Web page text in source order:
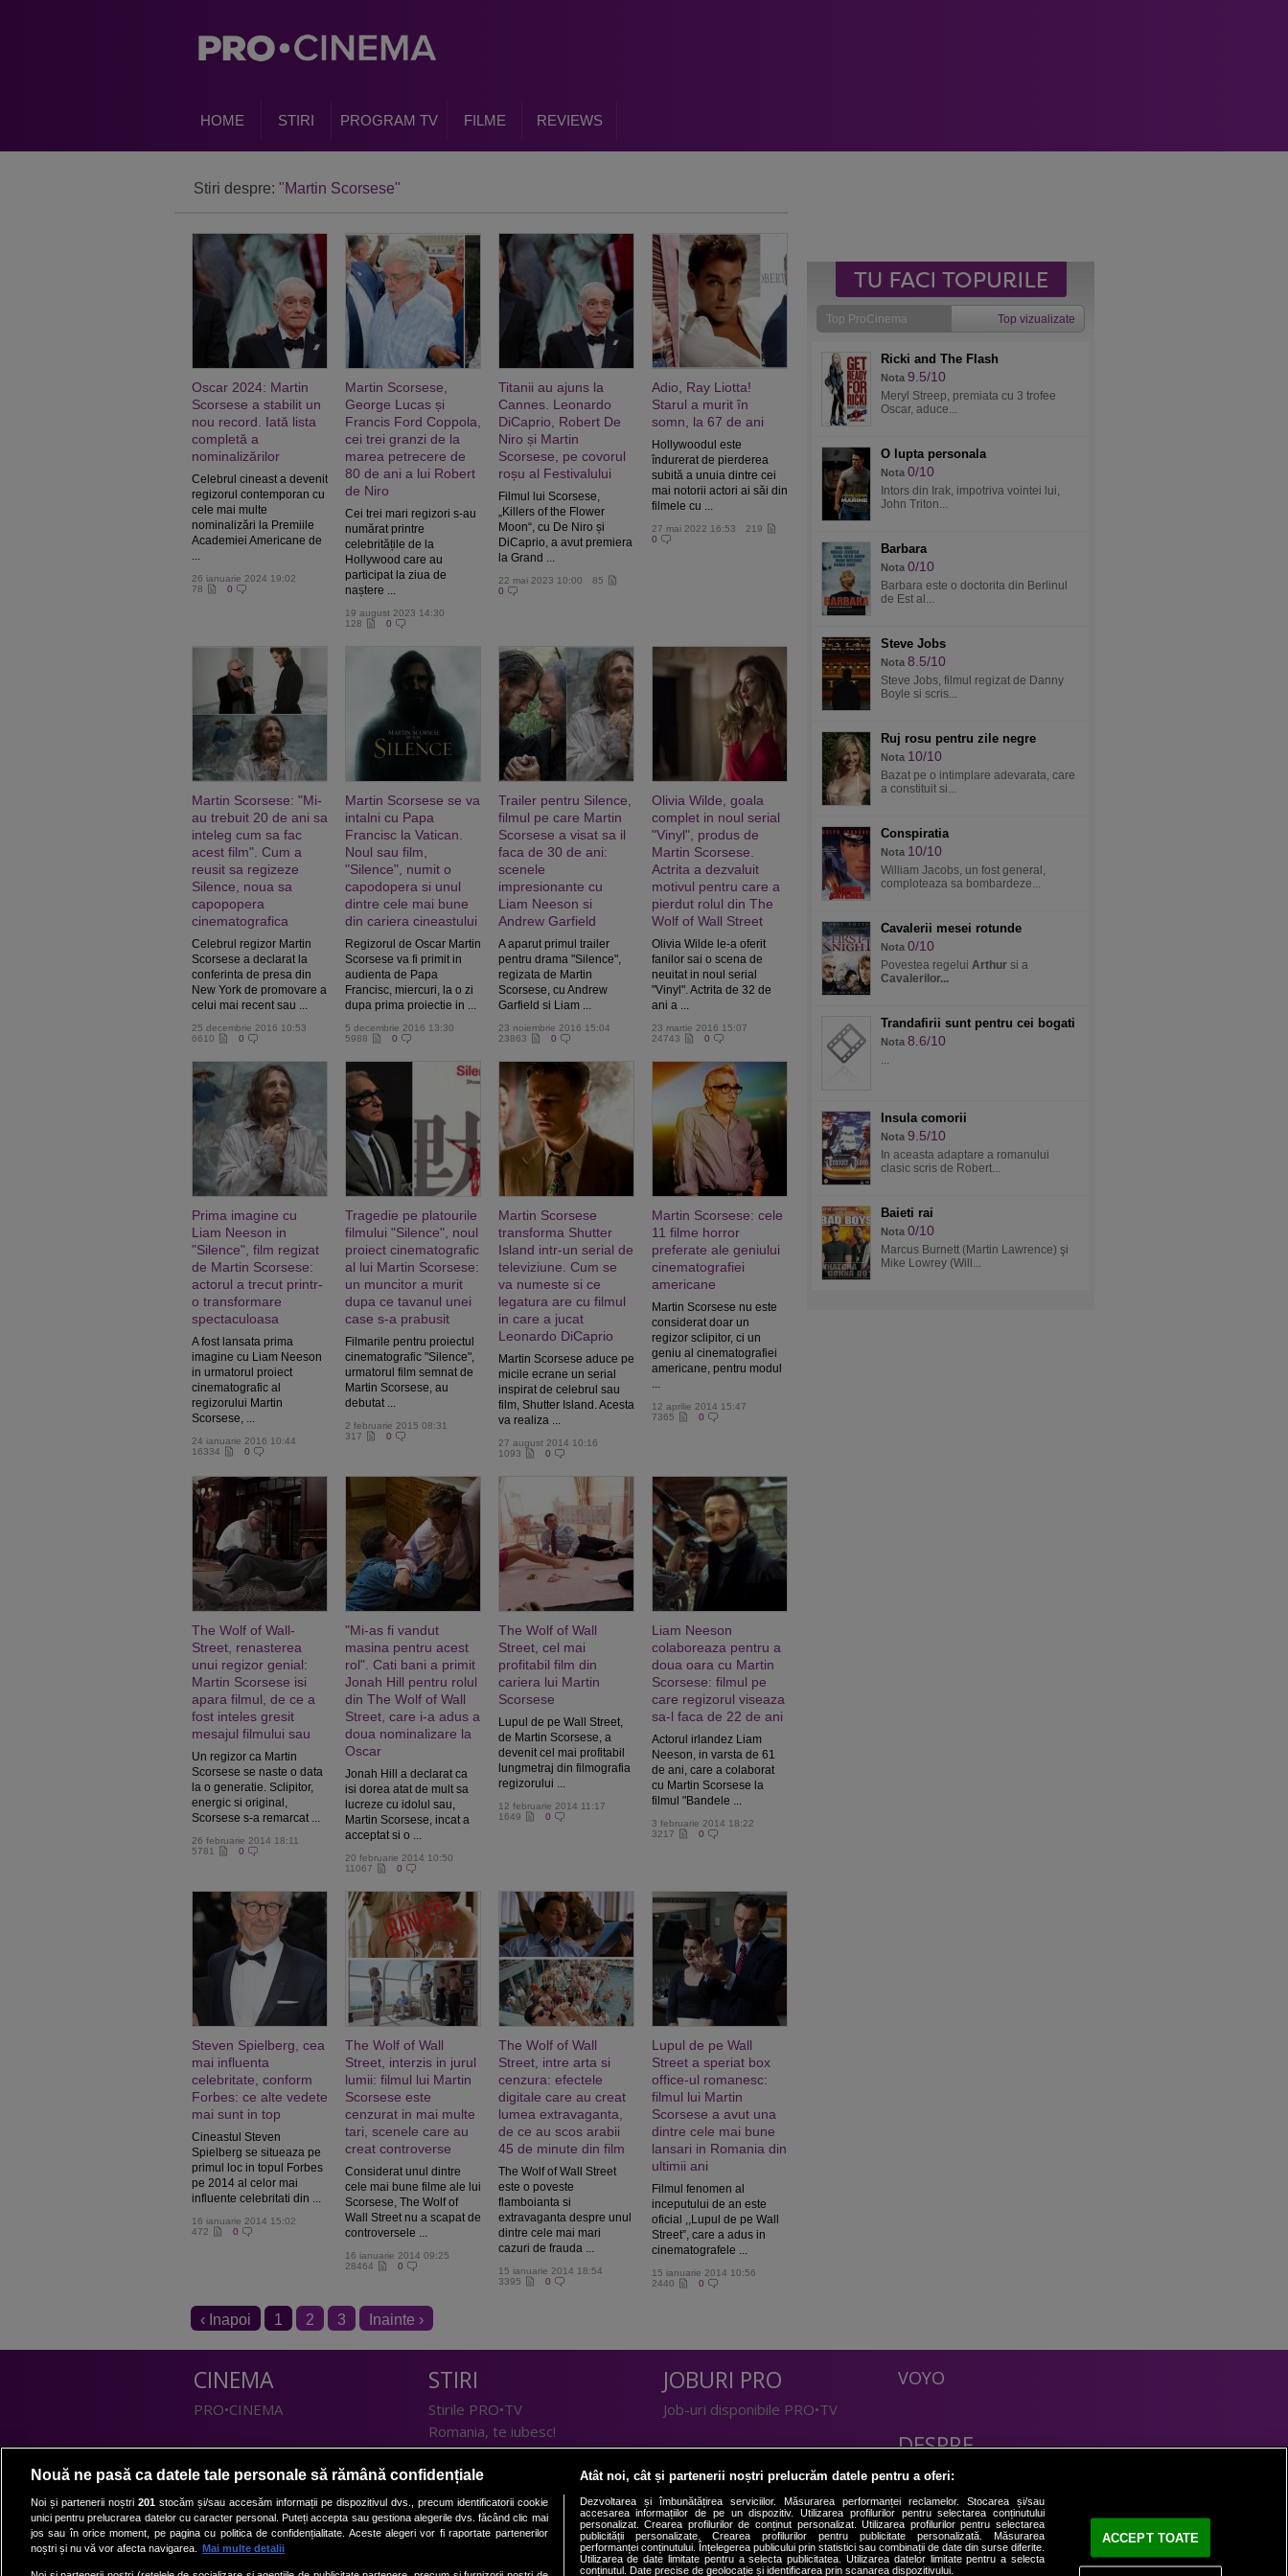
HOME STIRI PROGRAM TV FILME REVIEWS
Stiri despre: "Martin Scorsese"
Oscar 2024: Martin
Scorsese a stabilit un
nou record. Iată lista
completă a
nominalizărilor
Celebrul cineast a devenit
regizorul contemporan cu
cele mai multe
nominalizări la Premiile
Academiei Americane de
...
26 ianuarie 2024 19:02
78
0
Martin Scorsese,
George Lucas și
Francis Ford Coppola,
cei trei granzi de la
marea petrecere de
80 de ani a lui Robert
de Niro
Cei trei mari regizori s-au
numărat printre
celebritățile de la
Hollywood care au
participat la ziua de
naștere ...
19 august 2023 14:30
128
0
Titanii au ajuns la
Cannes. Leonardo
DiCaprio, Robert De
Niro și Martin
Scorsese, pe covorul
roșu al Festivalului
Filmul lui Scorsese,
„Killers of the Flower
Moon“, cu De Niro și
DiCaprio, a avut premiera
la Grand ...
22 mai 2023 10:00
85
0
Adio, Ray Liotta!
Starul a murit în
somn, la 67 de ani
Hollywoodul este
îndurerat de pierderea
subită a unuia dintre cei
mai notorii actori ai săi din
filmele cu ...
27 mai 2022 16:53
219
0
Martin Scorsese: "Mi-
au trebuit 20 de ani sa
inteleg cum sa fac
acest film". Cum a
reusit sa regizeze
Silence, noua sa
capopopera
cinematografica
Celebrul regizor Martin
Scorsese a declarat la
conferinta de presa din
New York de promovare a
celui mai recent sau ...
25 decembrie 2016 10:53
6610
0
Martin Scorsese se va
intalni cu Papa
Francisc la Vatican.
Noul sau film,
"Silence", numit o
capodopera si unul
dintre cele mai bune
din cariera cineastului
Regizorul de Oscar Martin
Scorsese va fi primit in
audienta de Papa
Francisc, miercuri, la o zi
dupa prima proiectie in ...
5 decembrie 2016 13:30
5988
0
Trailer pentru Silence,
filmul pe care Martin
Scorsese a visat sa il
faca de 30 de ani:
scenele
impresionante cu
Liam Neeson si
Andrew Garfield
A aparut primul trailer
pentru drama "Silence",
regizata de Martin
Scorsese, cu Andrew
Garfield si Liam ...
23 noiembrie 2016 15:04
23863
0
Olivia Wilde, goala
complet in noul serial
"Vinyl", produs de
Martin Scorsese.
Actrita a dezvaluit
motivul pentru care a
pierdut rolul din The
Wolf of Wall Street
Olivia Wilde le-a oferit
fanilor sai o scena de
neuitat in noul serial
"Vinyl". Actrita de 32 de
ani a ...
23 martie 2016 15:07
24743
0
Prima imagine cu
Liam Neeson in
"Silence", film regizat
de Martin Scorsese:
actorul a trecut printr-
o transformare
spectaculoasa
A fost lansata prima
imagine cu Liam Neeson
in urmatorul proiect
cinematografic al
regizorului Martin
Scorsese, ...
24 ianuarie 2016 10:44
16334
0
Tragedie pe platourile
filmului "Silence", noul
proiect cinematografic
al lui Martin Scorsese:
un muncitor a murit
dupa ce tavanul unei
case s-a prabusit
Filmarile pentru proiectul
cinematografic "Silence",
urmatorul film semnat de
Martin Scorsese, au
debutat ...
2 februarie 2015 08:31
317
0
Martin Scorsese
transforma Shutter
Island intr-un serial de
televiziune. Cum se
va numeste si ce
legatura are cu filmul
in care a jucat
Leonardo DiCaprio
Martin Scorsese aduce pe
micile ecrane un serial
inspirat de celebrul sau
film, Shutter Island. Acesta
va realiza ...
27 august 2014 10:16
1093
0
Martin Scorsese: cele
11 filme horror
preferate ale geniului
cinematografiei
americane
Martin Scorsese nu este
considerat doar un
regizor sclipitor, ci un
geniu al cinematografiei
americane, pentru modul
...
12 aprilie 2014 15:47
7365
0
The Wolf of Wall-
Street, renasterea
unui regizor genial:
Martin Scorsese isi
apara filmul, de ce a
fost inteles gresit
mesajul filmului sau
Un regizor ca Martin
Scorsese se naste o data
la o generatie. Sclipitor,
energic si original,
Scorsese s-a remarcat ...
26 februarie 2014 18:11
5781
0
"Mi-as fi vandut
masina pentru acest
rol". Cati bani a primit
Jonah Hill pentru rolul
din The Wolf of Wall
Street, care i-a adus a
doua nominalizare la
Oscar
Jonah Hill a declarat ca
isi dorea atat de mult sa
lucreze cu idolul sau,
Martin Scorsese, incat a
acceptat si o ...
20 februarie 2014 10:50
11067
0
The Wolf of Wall
Street, cel mai
profitabil film din
cariera lui Martin
Scorsese
Lupul de pe Wall Street,
de Martin Scorsese, a
devenit cel mai profitabil
lungmetraj din filmografia
regizorului ...
12 februarie 2014 11:17
1649
0
Liam Neeson
colaboreaza pentru a
doua oara cu Martin
Scorsese: filmul pe
care regizorul viseaza
sa-l faca de 22 de ani
Actorul irlandez Liam
Neeson, in varsta de 61
de ani, care a colaborat
cu Martin Scorsese la
filmul "Bandele ...
3 februarie 2014 18:22
3217
0
Steven Spielberg, cea
mai influenta
celebritate, conform
Forbes: ce alte vedete
mai sunt in top
Cineastul Steven
Spielberg se situeaza pe
primul loc in topul Forbes
pe 2014 al celor mai
influente celebritati din ...
16 ianuarie 2014 15:02
472
0
The Wolf of Wall
Street, interzis in jurul
lumii: filmul lui Martin
Scorsese este
cenzurat in mai multe
tari, scenele care au
creat controverse
Considerat unul dintre
cele mai bune filme ale lui
Scorsese, The Wolf of
Wall Street nu a scapat de
controversele ...
16 ianuarie 2014 09:25
28464
0
The Wolf of Wall
Street, intre arta si
cenzura: efectele
digitale care au creat
lumea extravaganta,
de ce au scos arabii
45 de minute din film
The Wolf of Wall Street
este o poveste
flamboianta si
extravaganta despre unul
dintre cele mai mari
cazuri de frauda ...
15 ianuarie 2014 18:54
3395
0
Lupul de pe Wall
Street a speriat box
office-ul romanesc:
filmul lui Martin
Scorsese a avut una
dintre cele mai bune
lansari in Romania din
ultimii ani
Filmul fenomen al
inceputului de an este
oficial ,,Lupul de pe Wall
Street”, care a adus in
cinematografele ...
15 ianuarie 2014 10:56
2440
0
‹ Inapoi 1 2 3 Inainte ›
Top ProCinema Top vizualizate
Ricki and The Flash
Nota 9.5/10
Meryl Streep, premiata cu 3 trofee
Oscar, aduce...
O lupta personala
Nota 0/10
Intors din Irak, impotriva vointei lui,
John Triton...
Barbara
Nota 0/10
Barbara este o doctorita din Berlinul
de Est al...
Steve Jobs
Nota 8.5/10
Steve Jobs, filmul regizat de Danny
Boyle si scris...
Ruj rosu pentru zile negre
Nota 10/10
Bazat pe o intimplare adevarata, care
a constituit si...
Conspiratia
Nota 10/10
William Jacobs, un fost general,
comploteaza sa bombardeze...
Cavalerii mesei rotunde
Nota 0/10
Povestea regelui Arthur si a
Cavalerilor...
Trandafirii sunt pentru cei bogati
Nota 8.6/10
...
Insula comorii
Nota 9.5/10
In aceasta adaptare a romanului
clasic scris de Robert...
Baieti rai
Nota 0/10
Marcus Burnett (Martin Lawrence) şi
Mike Lowrey (Will...
CINEMA
PRO•CINEMA
DIVERTISMENT
PRO•TV
Romanii au talent
Vocea Romaniei
Las Fierbinti
STIRI
Stirile PRO•TV
Romania, te iubesc!
TEHNOLOGIE
I Like IT
JOBURI PRO
Job-uri disponibile PRO•TV
LIFESTYLE
Doctor de Bine
Acasă
Acasă Gold
Perfecte
VOYO
DESPRE
Politica Confidentialitate
Contact
Nouă ne pasă ca datele tale personale să rămână confidențiale
Noi și partenerii noștri 201stocăm și/sau accesăm informații pe dispozitivul dvs., precum identificatorii cookie
unici pentru prelucrarea datelor cu caracter personal. Puteți accepta sau gestiona alegerile dvs. făcând clic mai
jos sau în orice moment, pe pagina cu politica de confidențialitate. Aceste alegeri vor fi raportate partenerilor
noștri și nu vă vor afecta navigarea.
Mai multe detalii
Atât noi, cât și partenerii noștri prelucrăm datele pentru a oferi:
Dezvoltarea și îmbunătățirea serviciilor. Măsurarea performanței reclamelor. Stocarea și/sau
accesarea informațiilor de pe un dispozitiv. Utilizarea profilurilor pentru selectarea conținutului
personalizat. Crearea profilurilor de conținut personalizat. Utilizarea profilurilor pentru selectarea
publicității personalizate. Crearea profilurilor pentru publicitate personalizată. Măsurarea
performanței conținutului. Înțelegerea publicului prin statistici sau combinații de date din surse diferite.
Utilizarea de date limitate pentru a selecta publicitatea. Utilizarea datelor limitate pentru a selecta
conținutul. Date precise de geolocație și identificarea prin scanarea dispozitivului.
ACCEPT TOATE